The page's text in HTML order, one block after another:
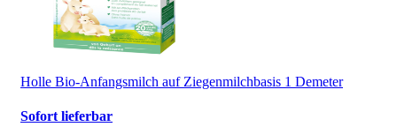
Holle Bio-Anfangsmilch auf Ziegenmilchbasis 1 Demeter
Sofort lieferbar